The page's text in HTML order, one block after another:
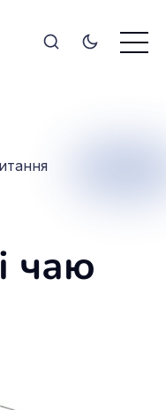
чаю